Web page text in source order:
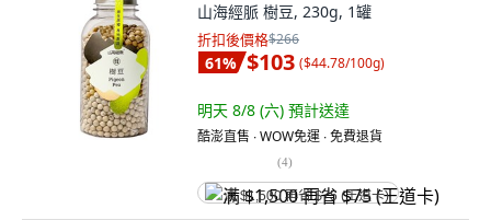
山海經脈 樹豆, 230g, 1罐
折扣後價格$266
61% $103 ($44.78/100g)
明天 8/8 (六) 預計送達
酷澎直售 ∙ WOW免運 ∙ 免費退貨
(4)
满 $1,500 再省 $75 (王道卡)